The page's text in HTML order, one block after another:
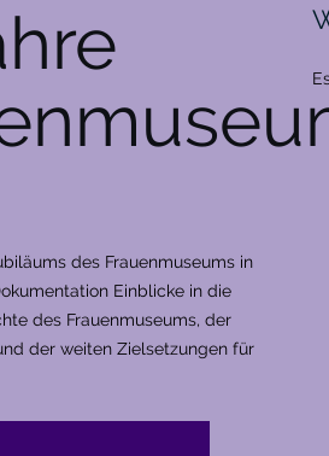
des Frauenmuseums in
Einblicke in die
des Frauenmuseums, der
der weiten Zielsetzungen für